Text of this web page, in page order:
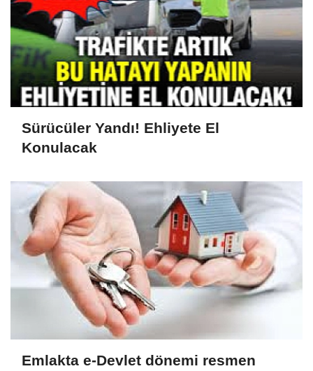
Sürücüler Yandı! Ehliyete El
Konulacak
Emlakta e-Devlet dönemi resmen